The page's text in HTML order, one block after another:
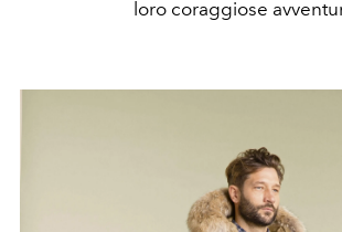
loro coraggiose